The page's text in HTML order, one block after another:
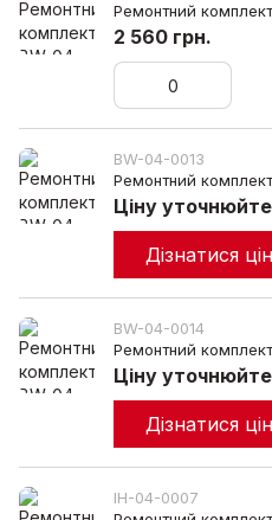
Ремонтний
2 560 грн.
BW-04-0013
Ремонтний
Ціну уточнюйте
Дізнатися
BW-04-0014
Ремонтний
Ціну уточнюйте
Дізнатися
IH-04-0007